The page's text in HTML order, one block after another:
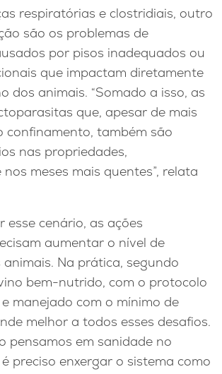
respiratórias e clostridiais, outro
são os problemas de
por pisos inadequados ou
que impactam diretamente
dos animais. “Somado a isso, as
que, apesar de mais
confinamento, também são
nas propriedades,
meses mais quentes”, relata
esse cenário, as ações
aumentar o nível de
Na prática, segundo
bem-nutrido, com o protocolo
manejado com o mínimo de
melhor a todos esses desafios.
pensamos em sanidade no
preciso enxergar o sistema como